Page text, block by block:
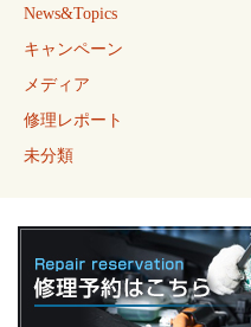
News&Topics
キャンペーン
メディア
修理レポート
未分類